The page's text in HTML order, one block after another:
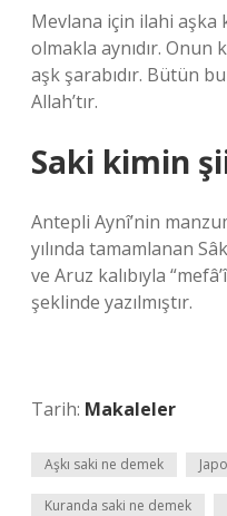
Mevlana için ilahi aşka
olmakla aynıdır.
aşk şarabıdır. Bütün
Allah’tır.
Saki kimin
Antepli Aynî’nin
yılında tamamlanan
ve Aruz kalıbıyla
şeklinde yazılmıştır.
Tarih: Makaleler
Aşkı saki ne demek
Kuranda saki ne demek